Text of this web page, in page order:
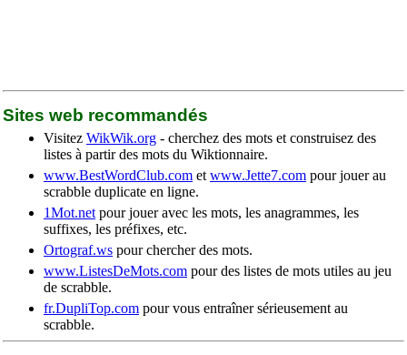
Sites web recommandés
Visitez WikWik.org - cherchez des mots et construisez des
listes à partir des mots du Wiktionnaire.
www.BestWordClub.com et www.Jette7.com pour jouer au
scrabble duplicate en ligne.
1Mot.net pour jouer avec les mots, les anagrammes, les
suffixes, les préfixes, etc.
Ortograf.ws pour chercher des mots.
www.ListesDeMots.com pour des listes de mots utiles au jeu
de scrabble.
fr.DupliTop.com pour vous entraîner sérieusement au
scrabble.